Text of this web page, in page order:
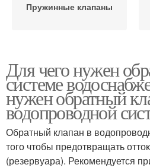
Пружинные клапаны
Обратные клапаны
Клапан для воды
Для чего нужен
системе
нужен обратный
водопроводной
Обратный клапан в
того чтобы предотвращать
(резервуара). Рекомендуется